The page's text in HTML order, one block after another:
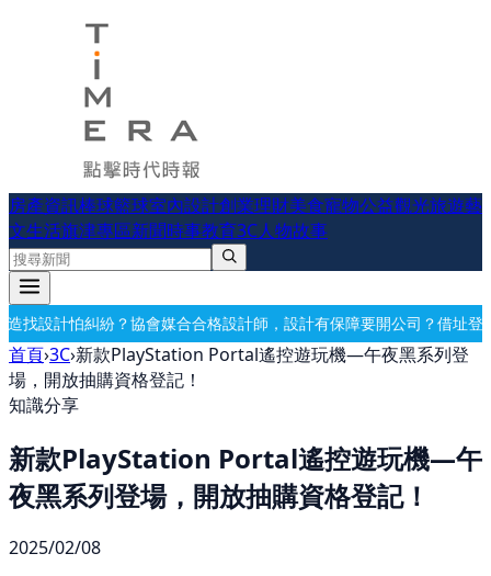
房產資訊棒球籃球室內設計創業理財美食寵物公益觀光旅遊藝
文生活旗津專區新聞時事教育3C人物故事
格設計師，設計有保障要開公司？借址登記・公司設立・工商登記一
首頁›3C›新款PlayStation Portal遙控遊玩機—午夜黑系列登
場，開放抽購資格登記！
知識分享
新款PlayStation Portal遙控遊玩機—午
夜黑系列登場，開放抽購資格登記！
2025/02/08